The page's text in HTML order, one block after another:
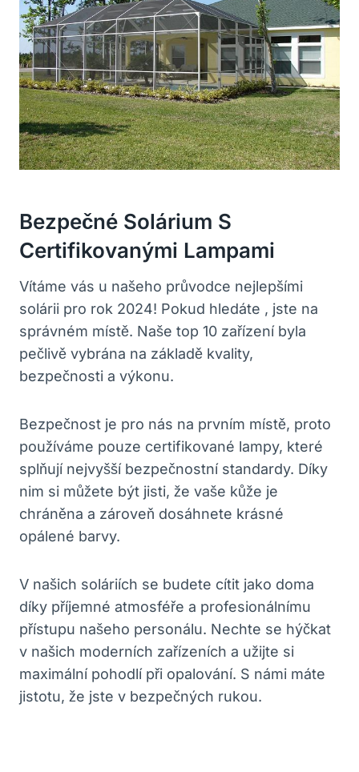
Bezpečné Solárium S
Certifikovanými Lampami
Vítáme vás u našeho průvodce nejlepšími
solárii pro rok 2024! Pokud hledáte , jste na
správném místě. Naše top 10 zařízení byla
pečlivě vybrána na základě kvality,
bezpečnosti a výkonu.
Bezpečnost je pro nás na prvním místě, proto
používáme pouze certifikované lampy, které
splňují nejvyšší bezpečnostní standardy. Díky
nim si můžete být jisti, že vaše kůže je
chráněna a zároveň dosáhnete krásné
opálené barvy.
V našich soláriích se budete cítit jako doma
díky příjemné atmosféře a profesionálnímu
přístupu našeho personálu. Nechte se hýčkat
v našich moderních zařízeních a užijte si
maximální pohodlí při opalování. S námi máte
jistotu, že jste v bezpečných rukou.